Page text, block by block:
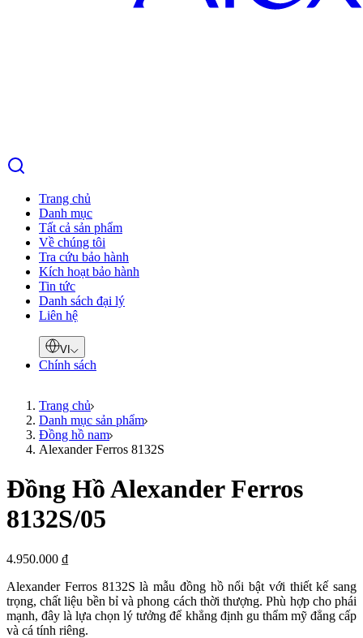
Trang chủ
Danh mục
Tất cả sản phẩm
Về chúng tôi
Tra cứu bảo hành
Kích hoạt bảo hành
Tin tức
Danh sách đại lý
Liên hệ
VI
Chính sách
Trang chủ
Danh mục sản phẩm
Đồng hồ nam
Alexander Ferros 8132S
Đồng Hồ Alexander Ferros
8132S/05
4.950.000 ₫
Alexander Ferros 8132S là mẫu đồng hồ nổi bật với thiết kế sang
trọng, chất liệu bền bỉ và phong cách thời thượng. Phù hợp cho phái
mạnh, đây là lựa chọn lý tưởng để khẳng định gu thẩm mỹ đẳng cấp
và cá tính riêng.